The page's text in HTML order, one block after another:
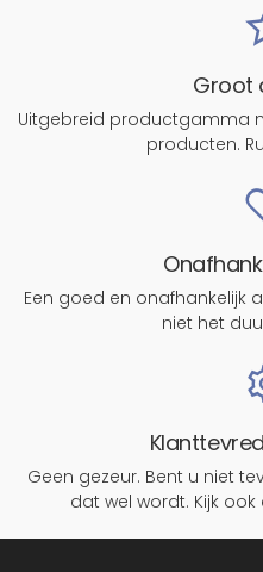
Groot
Uitgebreid productgamma
producten.
Een goed en onafhankelijk
niet het
Geen gezeur. Bent u niet
dat wel wordt. Kijk